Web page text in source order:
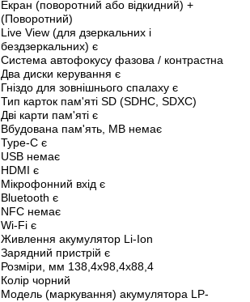
Екран (поворотний або відкидний) +
(Поворотний)
Live View (для дзеркальних і
бездзеркальних) є
Система автофокусу фазова / контрастна
Два диски керування є
Гніздо для зовнішнього спалаху є
Тип карток пам'яті SD (SDHC, SDXC)
Дві карти пам'яті є
Вбудована пам'ять, MB немає
Type-C є
USB немає
HDMI є
Мікрофонний вхід є
Bluetooth є
NFC немає
Wi-Fi є
Живлення акумулятор Li-Ion
Зарядний пристрій є
Розміри, мм 138,4x98,4x88,4
Колір чорний
Модель (маркування) акумулятора LP-